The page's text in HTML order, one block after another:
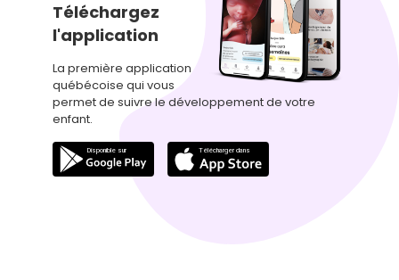
Téléchargez
l'application
La première application
québécoise qui vous
permet de suivre le développement de votre
enfant.